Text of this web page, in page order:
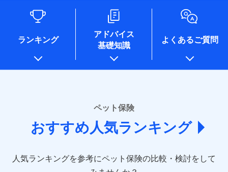
各種セミナーの開催のため
コンサルティングサービスの実施のため
アンケートやキャンペーン等の実施のため
上記に係る案内・手続き・管理等付帯業務を行うため
* 当社が委託を受けている保険会社の情報は、保険会社
あいおいニッセイ同和損害保険株式会社
(https://www.aioinissaydowa.co.jp/)
アクサ損害保険株式会社 (https://www.axa-
アニコム損害保険株式会社 (https://www.anicom-
ランキング
アドバイス
基礎知識
よくあるご質問
ペット保険
おすすめ人気ランキング
人気ランキングを参考にペット保険の比較・検討をして